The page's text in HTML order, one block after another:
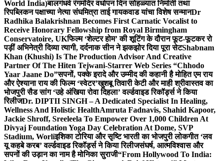
World India)बालगंधर्व रंगमंदिर वर्धापन दिन सोहळ्यात निर्माती तथा
रिपब्लिकन पक्षाच्या नेत्या संघमित्रा ताई गायकवाड यांचा विशेष सन्मानDr
Radhika Balakrishnan Becomes First Carnatic Vocalist to
Receive Honorary Fellowship from Royal Birmingham
Conservatoire, UKफिल्म ‘शेल्टर होम’ की शूटिंग के दौरान फूट-फूटकर रो
पड़ीं अभिनेत्री दिव्या त्यागी, दर्दनाक सीन ने झकझोर दिया पूरा सेटShabnam
Khan (Khushi) Is The Production Advisor And Creative
Partner Of The Hiten Tejwani-Starrer Web Series “Chhodo
Yaar Jaane Do”सपनों, पक्के इरादे और उम्मीद की कहानी है मोहित एम राय
और ऐश्याना राय की फिल्म ‘स्वेटर’खुशबू तिवारी केटी और माही श्रीवास्तव का
भोजपुरी सैड सांग ‘उहे अंखिया रोवा दिहला’ वर्ल्डवाइड रिकॉर्ड्स ने किया
रिलीजDr. DIPTII SINGH – A Dedicated Specialist In Healing,
Wellness And Holistic HealthAmruta Fadnavis, Shahid Kapoor,
Jackie Shroff, Sreeleela To Empower Over 1,000 Children At
Divyaj Foundation Yoga Day Celebration At Dome, SVP
Stadium, Worliइशिका टोरिया और सृष्टि भारती का भोजपुरी लोकगीत ‘लव
यू कहबे करब’ वर्ल्डवाइड रिकॉर्ड्स ने किया रिलीजसंघर्ष, आत्मविश्वास और
सपनों की उड़ान का नाम है मोनिका सुराजी“From Hollywood To India: